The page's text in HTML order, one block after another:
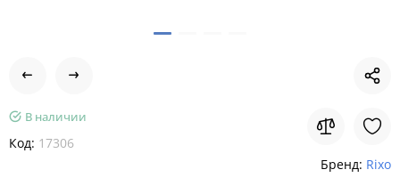
В наличии
Код: 17306
Бренд: Rixo